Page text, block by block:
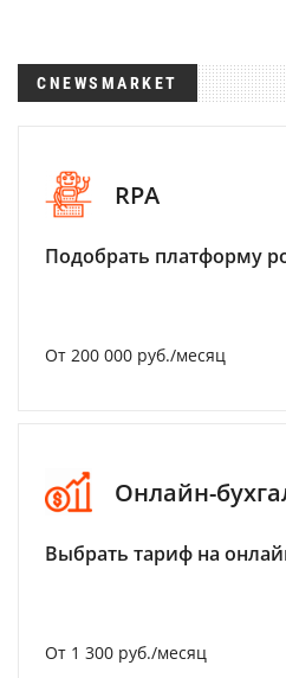
CNEWSMARKET
RPA
Подобрать платформу
От 200 000 руб./месяц
Онлайн-
Выбрать тариф на
От 1 300 руб./месяц